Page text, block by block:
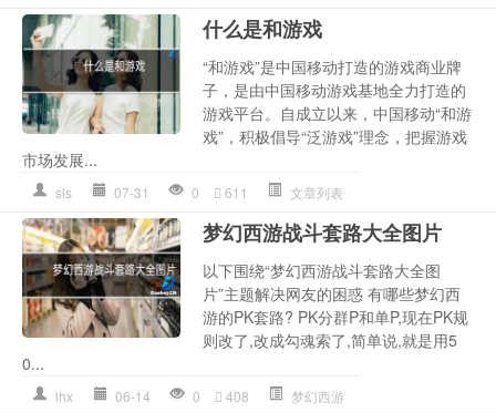
什么是和游戏
“和游戏”是中国移动打造的游戏商业牌
子，是由中国移动游戏基地全力打造的
游戏平台。自成立以来，中国移动“和游
戏”，积极倡导“泛游戏”理念，把握游戏
市场发展...
sls 07-31 0 611 文章列表
梦幻西游战斗套路大全图片
以下围绕“梦幻西游战斗套路大全图
片”主题解决网友的困惑 有哪些梦幻西
游的PK套路? PK分群P和单P,现在PK规
则改了,改成勾魂索了,简单说,就是用5
0...
lhx 06-14 0 408 梦幻西游